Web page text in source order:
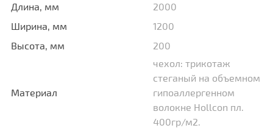
Длина, мм
2000
Ширина, мм
1200
Высота, мм
200
Материал
чехол: трикотаж
стеганый на объемном
гипоаллергенном
волокне Hollcon пл.
400гр/м2.